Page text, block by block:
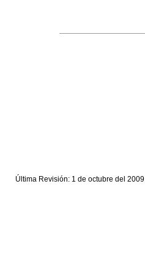
Última Revisión: 1 de octubre del 2009